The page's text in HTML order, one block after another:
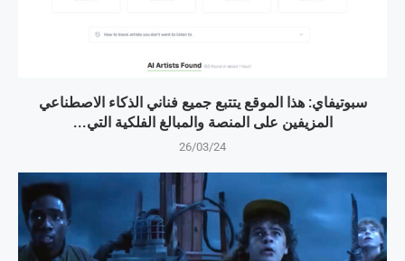
سبوتيفاي: هذا الموقع يتتبع جميع فناني الذكاء الاصطناعي
المزيفين على المنصة والمبالغ الفلكية التي...
26/03/24